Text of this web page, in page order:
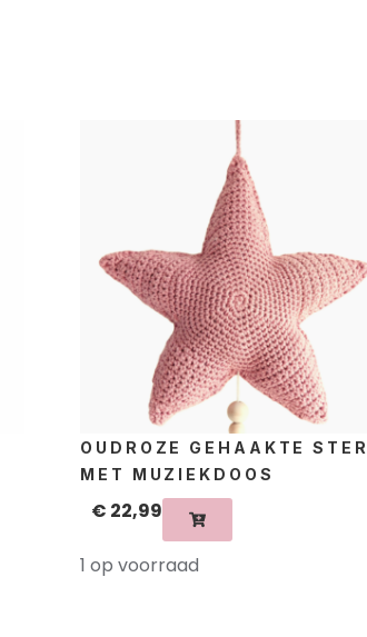
OUDROZE GEHAAKTE STER
MET MUZIEKDOOS
€ 22,99
1 op voorraad